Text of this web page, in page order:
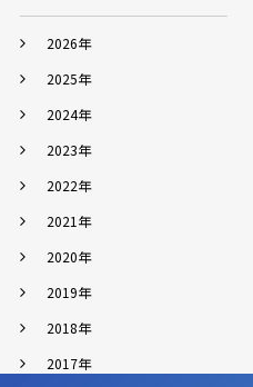
2026年
2025年
2024年
2023年
2022年
2021年
2020年
2019年
2018年
2017年